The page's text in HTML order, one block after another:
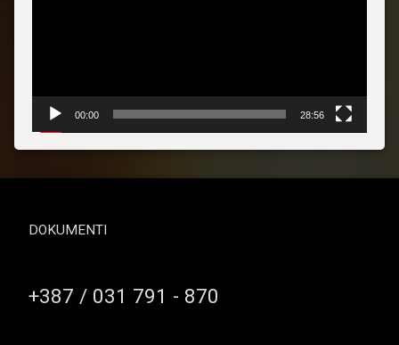
00:00 28:56
DOKUMENTI
Broj telefona
+387 / 031 791 - 870